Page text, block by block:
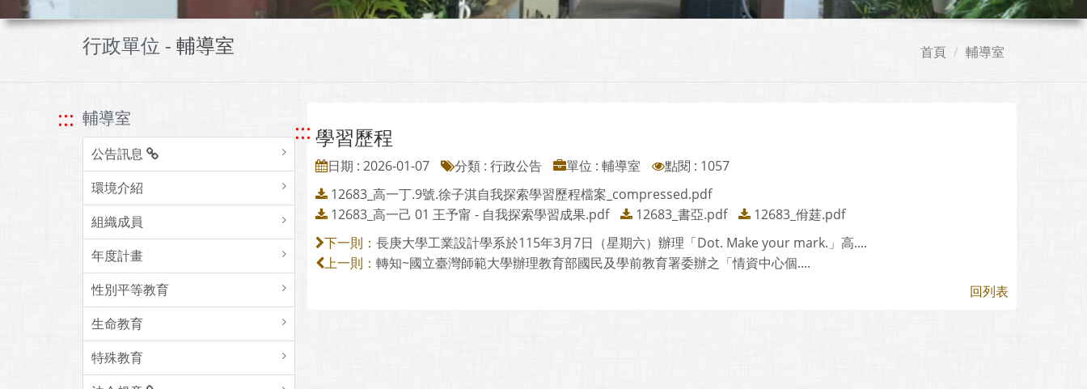
行政單位 - 輔導室 首頁 輔導室
::: 輔導室
公告訊息
環境介紹
組織成員
年度計畫
性別平等教育
生命教育
特殊教育
::: 學習歷程
日期 : 2026-01-07 分類 : 行政公告 單位 : 輔導室
點閱 : 1057
12683_高一丁.9號.徐子淇自我探索學習歷程檔案_compressed.pdf
12683_高一己 01 王予甯 - 自我探索學習成果.pdf
12683_書亞.pdf 12683_佾莛.pdf
下一則： 長庚大學工業設計學系於115年3月7日（星期六）辦理「Dot. Make your mark.」高....
上一則： 轉知~國立臺灣師範大學辦理教育部國民及學前教育署委辦之「情資中心個....
回列表